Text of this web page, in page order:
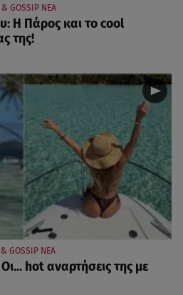
& GOSSIP ΝΕΑ
Η Πάρος και το cool
της!
& GOSSIP ΝΕΑ
hot αναρτήσεις της με